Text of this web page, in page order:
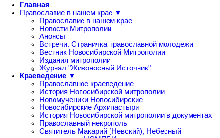
Главная
Православие в нашем крае ▼
Православие в нашем крае
Новости Митрополии
Анонсы
Встречи. Страничка православной молодежи
Вестник Новосибирской Митрополии
Издания митрополии
Журнал "Живоносный Источник"
Краеведение ▼
Православное краеведение
История Новосибирской митрополии
Новомученики Новосибирские
Новосибирские Архипастыри
История Новосибирской митрополии в документах
Православный некрополь
Святитель Макарий (Невский), Небесный